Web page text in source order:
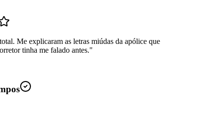
Me explicaram as letras miúdas da apólice que
tinha me falado antes."